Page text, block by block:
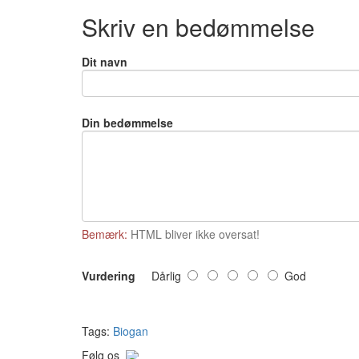
Skriv en bedømmelse
Dit navn
Din bedømmelse
Bemærk: HTML bliver ikke oversat!
Vurdering Dårlig God
Tags: Biogan
Følg os